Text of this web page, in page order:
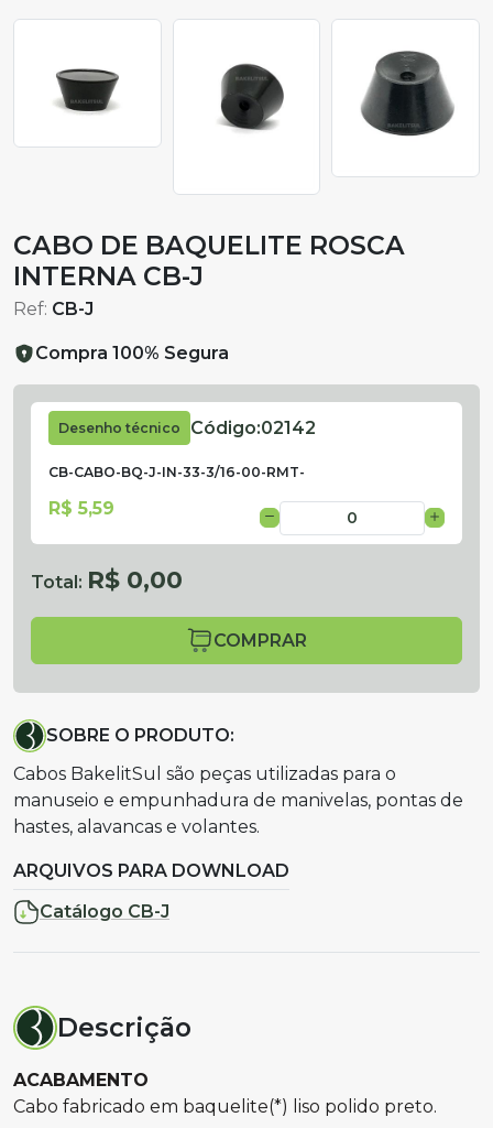
CABO DE BAQUELITE ROSCA
INTERNA CB-J
Ref: CB-J
Compra 100% Segura
Desenho técnico Código:02142
CB-CABO-BQ-J-IN-33-3/16-00-RMT-
R$ 5,59
Total: R$ 0,00
COMPRAR
SOBRE O PRODUTO:
Cabos BakelitSul são peças utilizadas para o
manuseio e empunhadura de manivelas, pontas de
hastes, alavancas e volantes.
ARQUIVOS PARA DOWNLOAD
Catálogo CB-J
Descrição
ACABAMENTO
Cabo fabricado em baquelite(*) liso polido preto.